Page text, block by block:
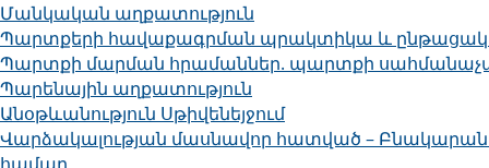
Մանկական աղքատություն
Պարտքերի հավաքագրման պրակտիկա և
Պարտքի մարման հրամաններ. պարտքի
Պարենային աղքատություն
Անօթևանություն Սթիվենեյջում
Վարձակալության մասնավոր հատված –